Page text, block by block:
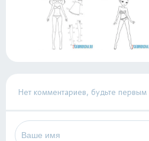
Нет комментариев, будьте первым